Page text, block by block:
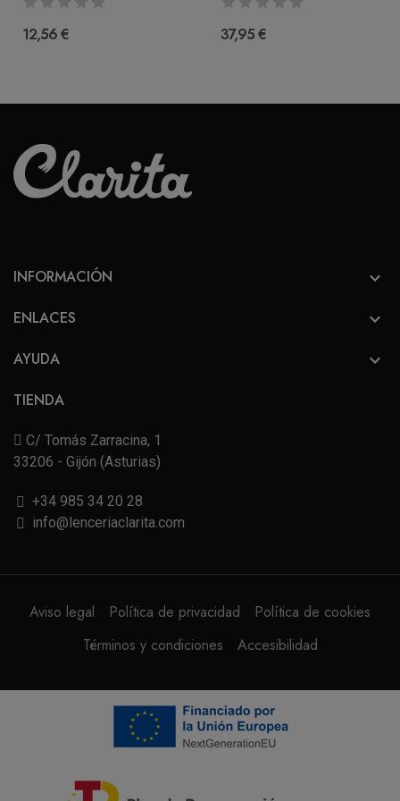
12,56 € 37,95 €
INFORMACIÓN 
ENLACES 
AYUDA 
TIENDA
C/ Tomás Zarracina, 1
33206 - Gijón (Asturias)
+34 985 34 20 28
info@lenceriaclarita.com
Aviso legal Política de privacidad
Política de cookies
Términos y condiciones
Accesibilidad